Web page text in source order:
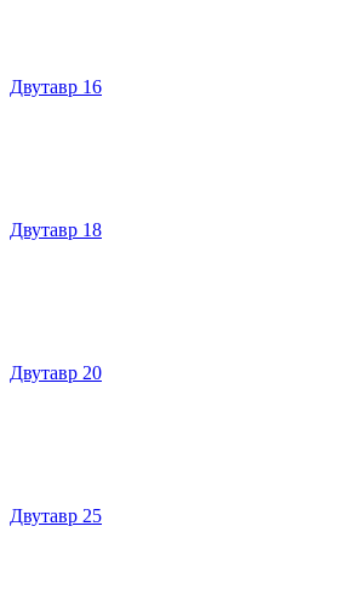
Двутавр 16
Двутавр 18
Двутавр 20
Двутавр 25